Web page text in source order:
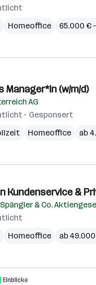
Homeoffice 65.000 €
Manager*in (w/m/d)
AG
Gesponsert
Homeoffice ab
Kundenservice &
& Co.
Homeoffice ab
Einblicke